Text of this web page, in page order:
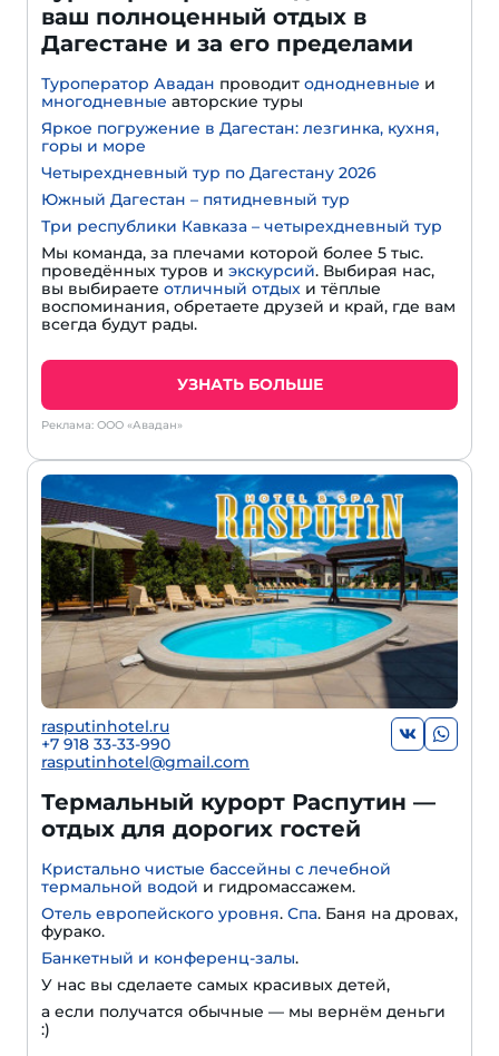
ваш полноценный отдых в
Дагестане и за его пределами
Туроператор Авадан проводит однодневные и
многодневные авторские туры
Яркое погружение в Дагестан: лезгинка, кухня,
горы и море
Четырехдневный тур по Дагестану 2026
Южный Дагестан – пятидневный тур
Три республики Кавказа – четырехдневный тур
Мы команда, за плечами которой более 5 тыс.
проведённых туров и экскурсий. Выбирая нас,
вы выбираете отличный отдых и тёплые
воспоминания, обретаете друзей и край, где вам
всегда будут рады.
УЗНАТЬ БОЛЬШЕ
Реклама: ООО «Авадан»
rasputinhotel.ru
+7 918 33-33-990
rasputinhotel@gmail.com
Термальный курорт Распутин —
отдых для дорогих гостей
Кристально чистые бассейны с лечебной
термальной водой и гидромассажем.
Отель европейского уровня. Спа. Баня на дровах,
фурако.
Банкетный и конференц-залы.
У нас вы сделаете самых красивых детей,
а если получатся обычные — мы вернём деньги
:)